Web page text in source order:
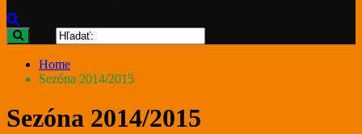
Home
Sezóna 2014/2015
Sezóna 2014/2015